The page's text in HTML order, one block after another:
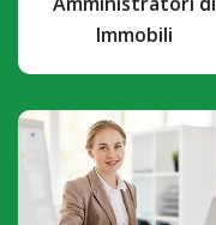
Immobili